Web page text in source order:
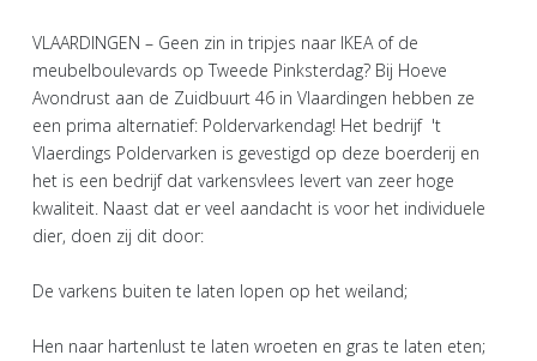
VLAARDINGEN – Geen zin in tripjes naar IKEA of de
meubelboulevards op Tweede Pinksterdag? Bij Hoeve
Avondrust aan de Zuidbuurt 46 in Vlaardingen hebben ze
een prima alternatief: Poldervarkendag! Het bedrijf 't
Vlaerdings Poldervarken is gevestigd op deze boerderij en
het is een bedrijf dat varkensvlees levert van zeer hoge
kwaliteit. Naast dat er veel aandacht is voor het individuele
dier, doen zij dit door:
De varkens buiten te laten lopen op het weiland;
Hen naar hartenlust te laten wroeten en gras te laten eten;